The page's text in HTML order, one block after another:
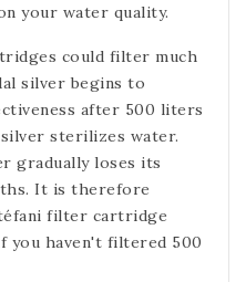
your water quality.
could filter much
silver begins to
after 500 liters
sterilizes water.
gradually loses its
It is therefore
filter cartridge
you haven't filtered 500